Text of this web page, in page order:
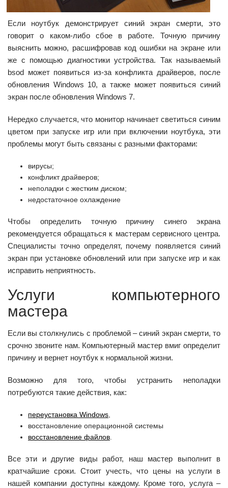
Если ноутбук демонстрирует синий экран смерти, это
говорит о каком-либо сбое в работе. Точную причину
выяснить можно, расшифровав код ошибки на экране или
же с помощью диагностики устройства. Так называемый
bsod может появиться из-за конфликта драйверов, после
обновления Windows 10, а также может появиться синий
экран после обновления Windows 7.
Нередко случается, что монитор начинает светиться синим
цветом при запуске игр или при включении ноутбука, эти
проблемы могут быть связаны с разными факторами:
вирусы;
конфликт драйверов;
неполадки с жестким диском;
недостаточное охлаждение
Чтобы определить точную причину синего экрана
рекомендуется обращаться к мастерам сервисного центра.
Специалисты точно определят, почему появляется синий
экран при установке обновлений или при запуске игр и как
исправить неприятность.
Услуги компьютерного
мастера
Если вы столкнулись с проблемой – синий экран смерти, то
срочно звоните нам. Компьютерный мастер вмиг определит
причину и вернет ноутбук к нормальной жизни.
Возможно для того, чтобы устранить неполадки
потребуются такие действия, как:
переустановка Windows
восстановление операционной системы
восстановление файлов
Все эти и другие виды работ, наш мастер выполнит в
кратчайшие сроки. Стоит учесть, что цены на услуги в
нашей компании доступны каждому. Кроме того, услуга –